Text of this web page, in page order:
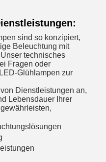
sind so konzipiert,
Beleuchtung mit
technisches
Fragen oder
Glühlampen zur
Dienstleistungen an,
Lebensdauer Ihrer